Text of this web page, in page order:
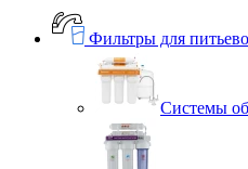
Фильтры для
Системы